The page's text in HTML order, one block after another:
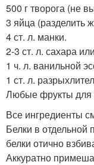
500 г творога (не
3 яйца (разделить
4 ст. л. манки.
2-3 ст. л. сахара
1 ч. л. ванильной
1 ст. л.
Любые фрукты для
Все ингредиенты
Белки в отдельной
белки отично
Аккуратно